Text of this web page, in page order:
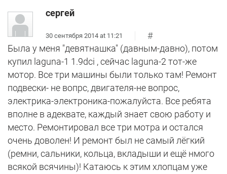
сергей
30 сентября 2014 at 11:21
#
Была у меня "девятнашка" (давным-давно), потом
купил laguna-1 1.9dci , сейчас laguna-2 тот-же
мотор. Все три машины были только там! Ремонт
подвески- не вопрс, двигателя-не вопрос,
электрика-электроника-пожалуйста. Все ребята
вполне в адеквате, каждый знает свою работу и
место. Ремонтировал все три мотра и остался
очень доволен! И ремонт был не самый лёгкий
(ремни, сальники, кольца, вкладыши и ещё нмого
всякой всячины)! Катаюсь к этим хлопцам уже